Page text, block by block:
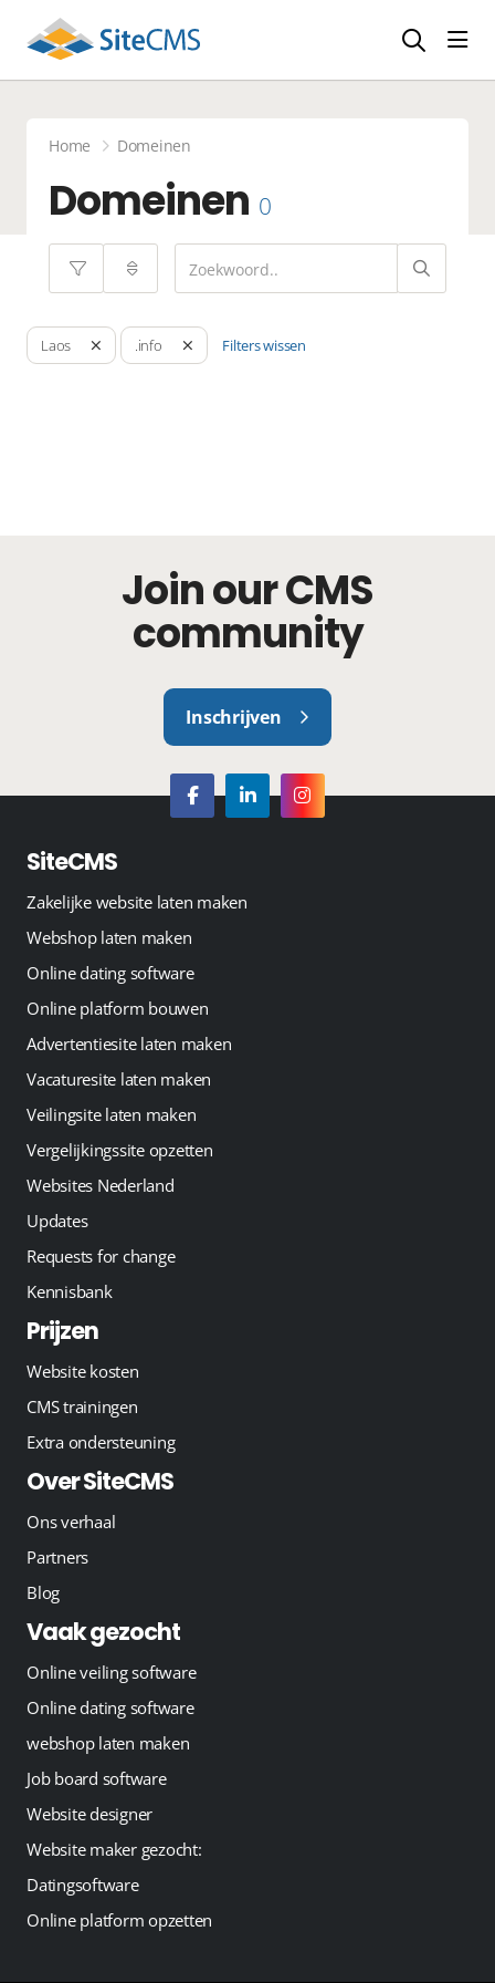
Home Domeinen
Domeinen 0
Laos .info Filters wissen
Join our CMS
community
Inschrijven
SiteCMS
Zakelijke website laten maken
Webshop laten maken
Online dating software
Online platform bouwen
Advertentiesite laten maken
Vacaturesite laten maken
Veilingsite laten maken
Vergelijkingssite opzetten
Websites Nederland
Updates
Requests for change
Kennisbank
Prijzen
Website kosten
CMS trainingen
Extra ondersteuning
Over SiteCMS
Ons verhaal
Partners
Blog
Vaak gezocht
Online veiling software
Online dating software
webshop laten maken
Job board software
Website designer
Website maker gezocht:
Datingsoftware
Online platform opzetten